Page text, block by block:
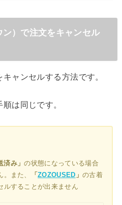
）で注文をキャンセル
ャンセルする方法です。
は同じです。
済み」の状態になっている場合
また、
「ZOZOUSED 」の古着
ルすることが出来ません